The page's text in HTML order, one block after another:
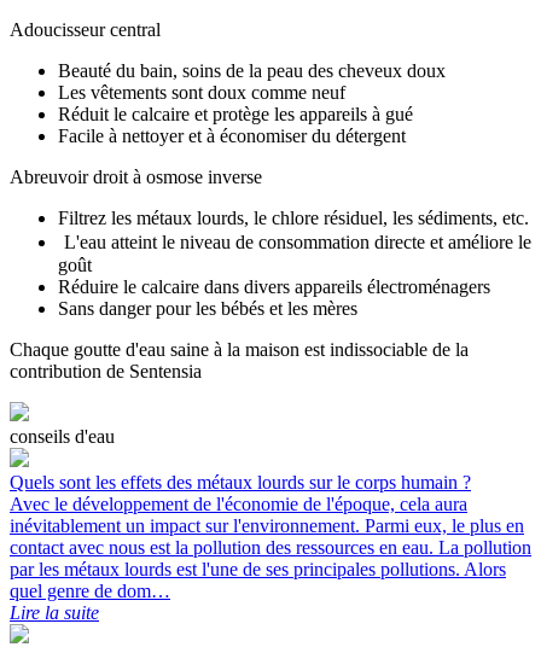
Adoucisseur central
Beauté du bain, soins de la peau des cheveux doux
Les vêtements sont doux comme neuf
Réduit le calcaire et protège les appareils à gué
Facile à nettoyer et à économiser du détergent
Abreuvoir droit à osmose inverse
Filtrez les métaux lourds, le chlore résiduel, les sédiments, etc.
L'eau atteint le niveau de consommation directe et améliore le
goût
Réduire le calcaire dans divers appareils électroménagers
Sans danger pour les bébés et les mères
Chaque goutte d'eau saine à la maison est indissociable de la
contribution de Sentensia
conseils d'eau
Quels sont les effets des métaux lourds sur le corps humain ?
Avec le développement de l'économie de l'époque, cela aura
inévitablement un impact sur l'environnement. Parmi eux, le plus en
contact avec nous est la pollution des ressources en eau. La pollution
par les métaux lourds est l'une de ses principales pollutions. Alors
quel genre de dom…
Lire la suite